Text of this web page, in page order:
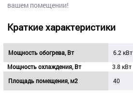
вашем помещении!
Краткие характеристики
Мощность обогрева, Вт
6.2 кВт
Мощность охлаждения, Вт
3.8 кВт
Площадь помещения, м2
40